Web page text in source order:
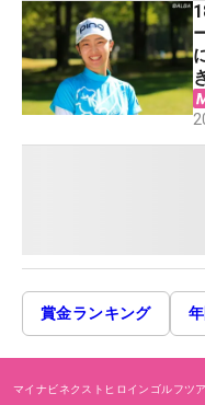
賞金ランキング
マイナビネクストヒロインゴルフツ